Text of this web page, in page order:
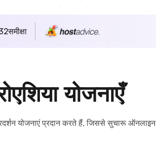
समीक्षा
योजनाएँ
योजनाएं प्रदान करते हैं, जिससे सुचारू ऑनलाइन